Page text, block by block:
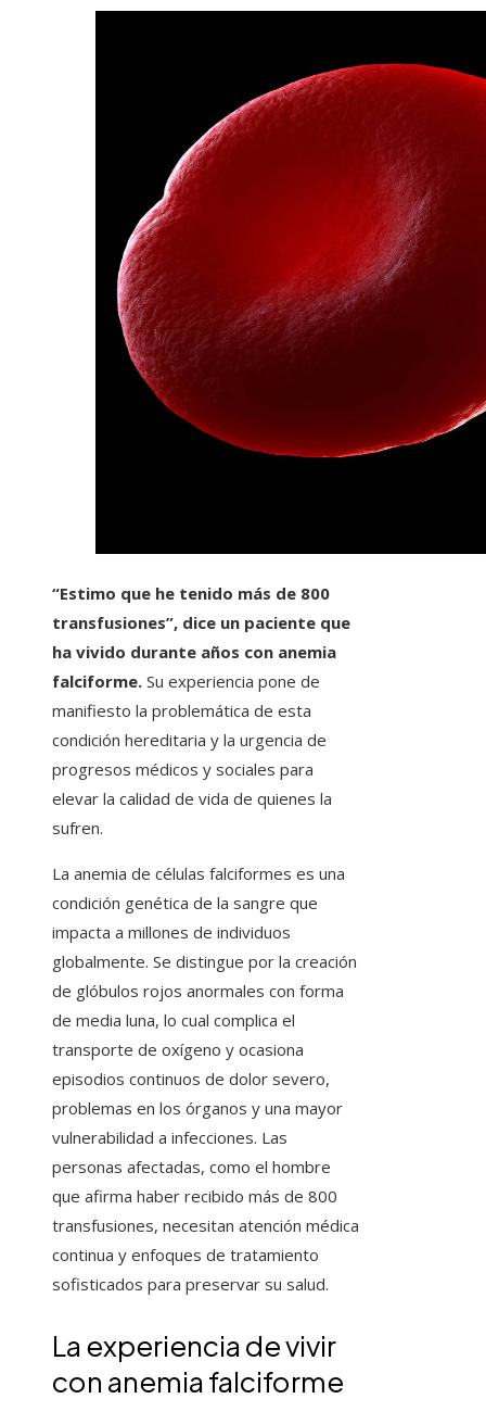
“Estimo que he tenido más de 800
transfusiones”, dice un paciente que
ha vivido durante años con anemia
falciforme. Su experiencia pone de
manifiesto la problemática de esta
condición hereditaria y la urgencia de
progresos médicos y sociales para
elevar la calidad de vida de quienes la
sufren.
La anemia de células falciformes es una
condición genética de la sangre que
impacta a millones de individuos
globalmente. Se distingue por la creación
de glóbulos rojos anormales con forma
de media luna, lo cual complica el
transporte de oxígeno y ocasiona
episodios continuos de dolor severo,
problemas en los órganos y una mayor
vulnerabilidad a infecciones. Las
personas afectadas, como el hombre
que afirma haber recibido más de 800
transfusiones, necesitan atención médica
continua y enfoques de tratamiento
sofisticados para preservar su salud.
La experiencia de vivir
con anemia falciforme